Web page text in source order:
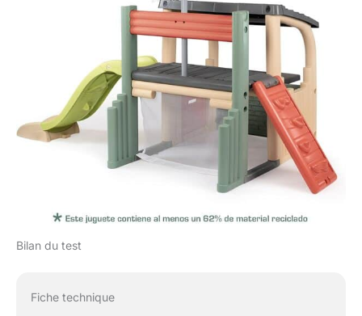
Bilan du test
Fiche technique